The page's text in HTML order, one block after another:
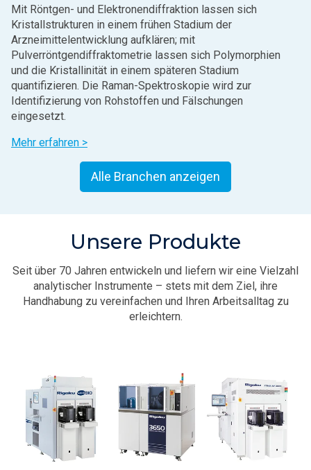
Mit Röntgen- und Elektronendiffraktion lassen sich
Kristallstrukturen in einem frühen Stadium der
Arzneimittelentwicklung aufklären; mit
Pulverröntgendiffraktometrie lassen sich Polymorphien
und die Kristallinität in einem späteren Stadium
quantifizieren. Die Raman-Spektroskopie wird zur
Identifizierung von Rohstoffen und Fälschungen
eingesetzt.
Mehr erfahren >
Alle Branchen anzeigen
Unsere Produkte
Seit über 70 Jahren entwickeln und liefern wir eine Vielzahl
analytischer Instrumente – stets mit dem Ziel, ihre
Handhabung zu vereinfachen und Ihren Arbeitsalltag zu
erleichtern.